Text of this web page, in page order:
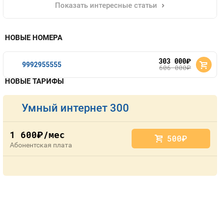
Показать интересные статьи
НОВЫЕ НОМЕРА
9992955555 303 000руб.
606 000руб.
НОВЫЕ ТАРИФЫ
Умный интернет 300
1 600руб./мес
Абонентская плата
500руб.